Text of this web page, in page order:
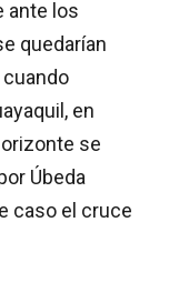
ante los
quedarían
en
se
Úbeda
caso el cruce